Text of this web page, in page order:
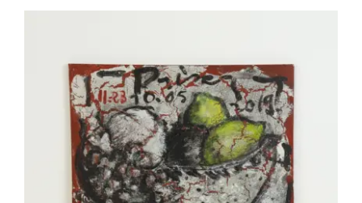
(1009) PRISER François – 11:23